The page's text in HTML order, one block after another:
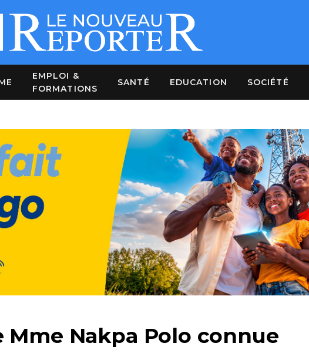
EMPLOI &
FORMATIONS
SANTÉ EDUCATION SOCIÉTÉ
Mme Nakpa Polo connue